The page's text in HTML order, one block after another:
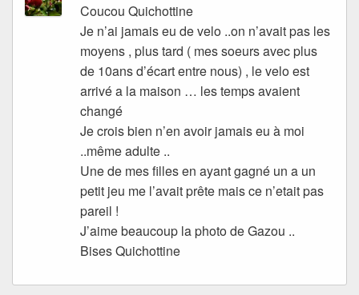
Coucou Quichottine
Je n’ai jamais eu de velo ..on n’avait pas les
moyens , plus tard ( mes soeurs avec plus
de 10ans d’écart entre nous) , le velo est
arrivé a la maison … les temps avaient
changé
Je crois bien n’en avoir jamais eu à moi
..même adulte ..
Une de mes filles en ayant gagné un a un
petit jeu me l’avait prête mais ce n’etait pas
pareil !
J’aime beaucoup la photo de Gazou ..
Bises Quichottine